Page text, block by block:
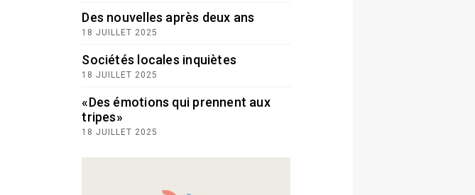
Des nouvelles après deux ans
18 JUILLET 2025
Sociétés locales inquiètes
18 JUILLET 2025
«Des émotions qui prennent aux
tripes»
18 JUILLET 2025